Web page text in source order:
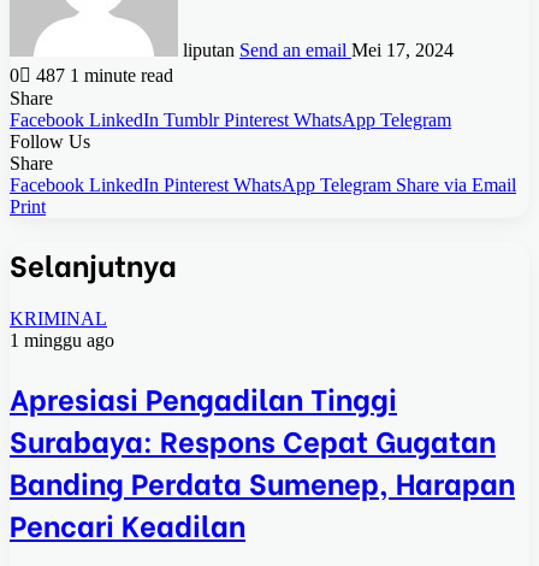
liputan Send an email Mei 17, 2024
0
487 1 minute read
Share
Facebook LinkedIn Tumblr Pinterest WhatsApp Telegram
Follow Us
Share
Facebook LinkedIn Pinterest WhatsApp Telegram Share via Email
Print
Selanjutnya
KRIMINAL
1 minggu ago
Apresiasi Pengadilan Tinggi
Surabaya: Respons Cepat Gugatan
Banding Perdata Sumenep, Harapan
Pencari Keadilan